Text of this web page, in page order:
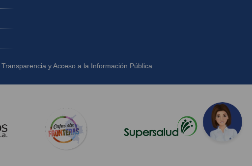
Transparencia y Acceso a la Información Pública